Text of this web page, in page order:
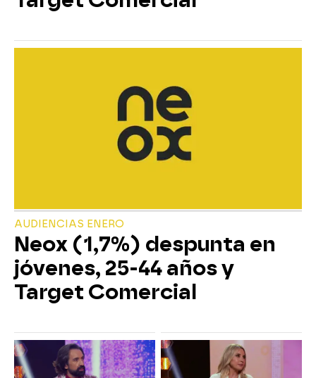
AUDIENCIAS ENERO
Neox (1,7%) despunta en
jóvenes, 25-44 años y
Target Comercial